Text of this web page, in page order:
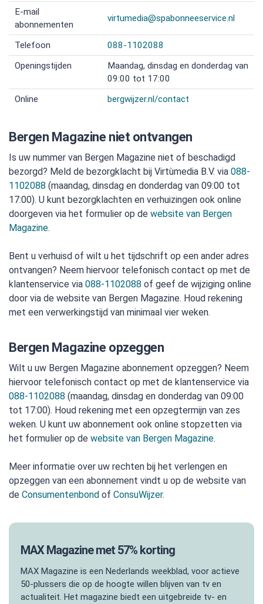
E-mail
abonnementen
virtumedia@spabonneeservice.nl
Telefoon
088-1102088
Openingstijden
Maandag, dinsdag en donderdag van
09:00 tot 17:00
Online
bergwijzer.nl/contact
Bergen Magazine niet ontvangen
Is uw nummer van Bergen Magazine niet of beschadigd
bezorgd? Meld de bezorgklacht bij Virtùmedia B.V. via 088-
1102088 (maandag, dinsdag en donderdag van 09:00 tot
17:00). U kunt bezorgklachten en verhuizingen ook online
doorgeven via het formulier op de website van Bergen
Magazine.
Bent u verhuisd of wilt u het tijdschrift op een ander adres
ontvangen? Neem hiervoor telefonisch contact op met de
klantenservice via 088-1102088 of geef de wijziging online
door via de website van Bergen Magazine. Houd rekening
met een verwerkingstijd van minimaal vier weken.
Bergen Magazine opzeggen
Wilt u uw Bergen Magazine abonnement opzeggen? Neem
hiervoor telefonisch contact op met de klantenservice via
088-1102088 (maandag, dinsdag en donderdag van 09:00
tot 17:00). Houd rekening met een opzegtermijn van zes
weken. U kunt uw abonnement ook online stopzetten via
het formulier op de website van Bergen Magazine.
Meer informatie over uw rechten bij het verlengen en
opzeggen van een abonnement vindt u op de website van
de Consumentenbond of ConsuWijzer.
MAX Magazine met 57% korting
MAX Magazine is een Nederlands weekblad, voor actieve
50-plussers die op de hoogte willen blijven van tv en
actualiteit. Het magazine biedt een uitgebreide tv- en